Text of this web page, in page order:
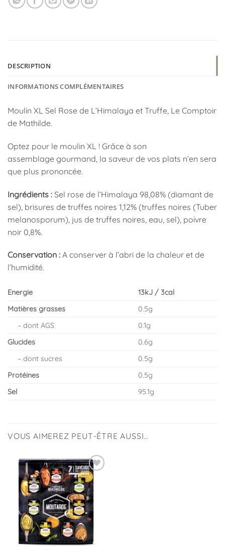
DESCRIPTION
INFORMATIONS COMPLÉMENTAIRES
Moulin XL Sel Rose de L’Himalaya et Truffe, Le Comptoir
de Mathilde.
Optez pour le moulin XL ! Grâce à son
assemblage gourmand, la saveur de vos plats n’en sera
que plus prononcée.
Ingrédients : Sel rose de l’Himalaya 98,08% (diamant de
sel), brisures de truffes noires 1,12% (truffes noires (Tuber
melanosporum), jus de truffes noires, eau, sel), poivre
noir 0,8%.
Conservation : A conserver à l’abri de la chaleur et de
l’humidité.
Energie
13kJ / 3cal
Matières grasses
0.5g
– dont AGS
0.1g
Glucides
0.6g
– dont sucres
0.5g
Protéines
0.5g
Sel
95.1g
VOUS AIMEREZ PEUT-ÊTRE AUSSI…
Ajouter
à la
liste
d’envies